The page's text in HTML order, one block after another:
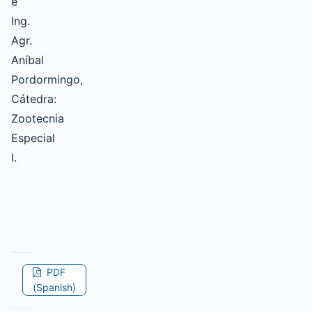
Ing.
Agr.
Aníbal
Pordormingo,
Cátedra:
Zootecnia
Especial
I.
PDF
(Spanish)